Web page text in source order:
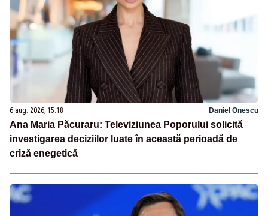
6 aug. 2026, 15:18 Daniel Onescu
Ana Maria Păcuraru: Televiziunea Poporului solicită
investigarea deciziilor luate în această perioadă de
criză enegetică